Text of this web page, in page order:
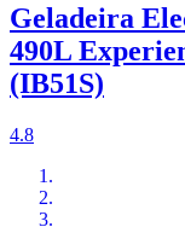
Geladeira
490L
(IB51S)
4.8